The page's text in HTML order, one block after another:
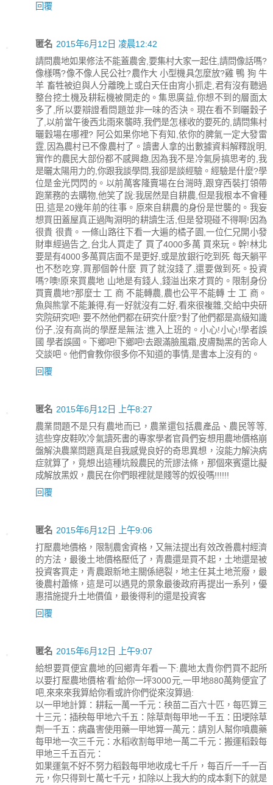
回覆
匿名 2015年6月12日 凌晨12:42
請問農地如果修法不能蓋農舍,要集村大家一起住,請問像話嗎?
像樣嗎?像不像人民公社?農作大 小型機具怎麼放?雞 鴨 狗 牛
羊 畜牲被迫與人分離晚上或白天任由宵小抓走,君有沒有聽過
整台挖土機及耕耘機被開走的。集思廣益,你想不到的層面太
多了,所以要辯證看問題並非一味的否決。現在看不到曬穀子
了,以前當午後西北雨來襲時,我們是怎樣收的要死的,請問集村
曬穀場在哪裡? 阿公如果你地下有知,依你的脾氣一定大發雷
霆,因為農村已不像農村了。讀書人拿的出數據資料解釋說明,
實作的農民大部份都不感興趣,因為我不是冷氣房搞思考的,我
是曬太陽用力的,你跟我談學問,我卻是談經驗。經驗是什麼?學
位是金光閃閃的。以前萬客隆賣場在台灣時,跟穿西裝打領帶
跑業務的去購物,他笑了說:我居然是自耕農,但是我根本不會種
田,這是20幾年前的往事。原來自耕農的身份是世襲的。我妄
想買田蓋屋真正過陶淵明的耕讀生活,但是發現碰不得啊!因為
很貴 很貴。一條山路往下看一大遍的橘子園,一位仁兄開小發
財車經過告之,台北人買走了 買了4000多萬 買來玩。幹!林北
要是有4000多萬買店面不是更好,或是放銀行吃到死 每天躺平
也不愁吃穿,買那個幹什麼 買了就沒錢了,還要做到死。投資
嗎?噢!原來買農地 山地是有錢人,錢溢出來才買的。限制身份
買賣農地?那麼士 工 商 不能轉農,農也公平不能轉 士 工 商。
魚與熊掌不能兼得,有一好就沒有二好,看來很複雜,交給中央研
究院研究吧! 要不然他們都在研究什麼?對了他們都是高級知識
份子,沒有高尚的學歷是無法ˋ進入上班的。小心!小心!學者誤
國 學者誤國。下鄉吧!下鄉吧!去跟滿臉風霜,皮膚黝黑的苦命人
交談吧。他們會教你很多你不知道的事情,是書本上沒有的。
回覆
匿名 2015年6月12日 上午8:27
農業問題不是只有農地而已，農業還包括農產品、農民等等,
這些穿皮鞋吹冷氣讀死書的專家學者官員們妄想用農地價格崩
盤解決農業問題真是自我感覺良好的奇思異想，沒能力解決病
症就算了，竟想出這種坑殺農民的荒謬法條，那個來賓還比擬
成解放黑奴，農民在你們眼裡就是賤等的奴役嗎!!!!!!
回覆
匿名 2015年6月12日 上午9:06
打壓農地價格，限制農舍資格，又無法提出有效改善農村經濟
的方法，最後土地價格壓低了，青農還是買不起，土地還是被
投資客買走，青農跟新地主關係絕裂，地主任其土地荒廢，最
後農村蕭條，這是可以遇見的景象最後政府再提出一系列，優
惠措施提升土地價值，最後得利的還是投資客
回覆
匿名 2015年6月12日 上午9:07
給想要買便宜農地的回鄉青年看一下:農地太貴你們買不起所
以要打壓農地價格'看'給你一坪3000元,一甲地880萬夠便宜了
吧,來來來我算給你看或許你們從來沒算過:
以一甲地計算：耕耘一萬一千元：秧苗二百六十匹，每匹算三
十三元：插秧每甲地六千五：除草劑每甲地一千五：田埂除草
劑一千五：病蟲害使用藥一甲地算一萬元：請別人幫你噴農藥
每甲地一次三千元：水稻收割每甲地一萬二千元：搬運稻穀每
甲地三千五百元：
如果運氣不好不努力稻穀每甲地收成七千斤，每百斤一千一百
元，你只得到七萬七千元，扣除以上我大約的成本剩下的就是